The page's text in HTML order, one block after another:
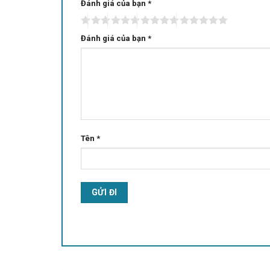
Đánh giá của bạn *
Đánh giá của bạn *
Tên *
Alternative: